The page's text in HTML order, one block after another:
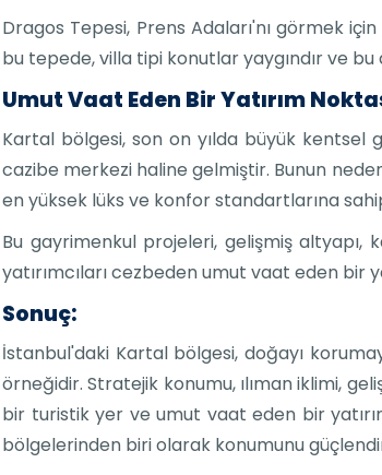
Dragos Tepesi, Prens Adaları'nı görmek
bu tepede, villa tipi konutlar yaygındır ve
Umut Vaat Eden Bir Yatırım
Kartal bölgesi, son on yılda büyük kentsel
cazibe merkezi haline gelmiştir. Bunun
en yüksek lüks ve konfor standartlarına
Bu gayrimenkul projeleri, gelişmiş altyapı,
yatırımcıları cezbeden umut vaat eden bir
Sonuç:
İstanbul'daki Kartal bölgesi, doğayı
örneğidir. Stratejik konumu, ılıman iklimi,
bir turistik yer ve umut vaat eden bir
bölgelerinden biri olarak konumunu